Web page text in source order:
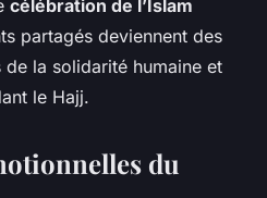
célébration de l’Islam
partagés deviennent des
la solidarité humaine et
le Hajj.
du